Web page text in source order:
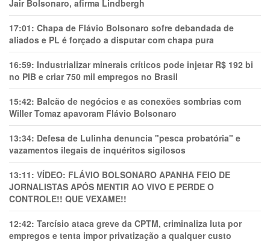
Jair Bolsonaro, afirma Lindbergh
17:01: Chapa de Flávio Bolsonaro sofre debandada de
aliados e PL é forçado a disputar com chapa pura
16:59: Industrializar minerais críticos pode injetar R$ 192 bi
no PIB e criar 750 mil empregos no Brasil
15:42: Balcão de negócios e as conexões sombrias com
Willer Tomaz apavoram Flávio Bolsonaro
13:34: Defesa de Lulinha denuncia "pesca probatória" e
vazamentos ilegais de inquéritos sigilosos
13:11: VÍDEO: FLÁVIO BOLSONARO APANHA FEIO DE
JORNALISTAS APÓS MENTIR AO VIVO E PERDE O
CONTROLE!! QUE VEXAME!!
12:42: Tarcísio ataca greve da CPTM, criminaliza luta por
empregos e tenta impor privatização a qualquer custo